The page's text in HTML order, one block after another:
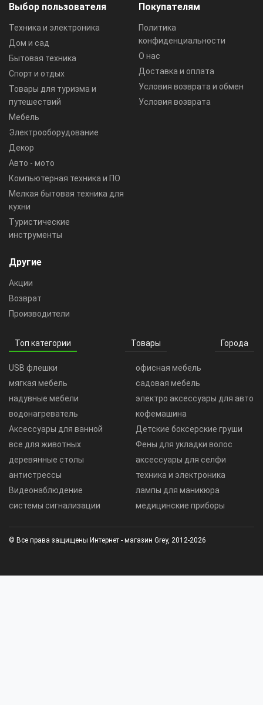
Выбор пользователя
Техника и электроника
Дом и сад
Бытовая техника
Спорт и отдых
Товары для туризма и
путешествий
Мебель
Электрооборудование
Декор
Авто - мото
Компьютерная техника и ПО
Мелкая бытовая техника для
кухни
Туристические
инструменты
Покупателям
Политика
конфиденциальности
О нас
Доставка и оплата
Условия возврата и обмен
Условия возврата
Другие
Акции
Возврат
Производители
Топ категории Товары Города
USB флешки
мягкая мебель
надувные мебели
водонагреватель
Аксессуары для ванной
все для животных
деревянные столы
антистрессы
Видеонаблюдение
системы сигнализации
офисная мебель
садовая мебель
электро аксессуары для авто
кофемашина
Детские боксерские груши
Фены для укладки волос
аксессуары для селфи
техника и электроника
лампы для маникюра
медицинские приборы
© Все права защищены Интернет - магазин Grey, 2012-2026